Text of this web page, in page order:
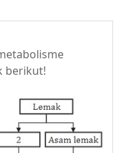
berikut!